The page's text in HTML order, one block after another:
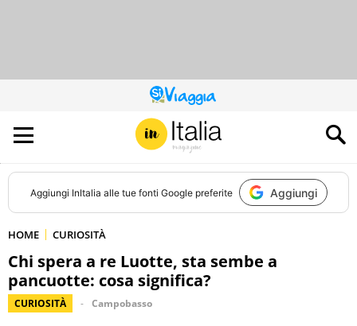
QUESTO
SITO
CONTRIBUISCE
ALL’AUDIENCE
DI
Aggiungi InItalia alle tue fonti Google preferite Aggiungi
HOME CURIOSITÀ
Chi spera a re Luotte, sta sembe a
pancuotte: cosa significa?
CURIOSITÀ Campobasso